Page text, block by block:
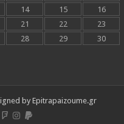
14 15
16
21 22
23
28 29
30
byEpitrapaizoume.gr